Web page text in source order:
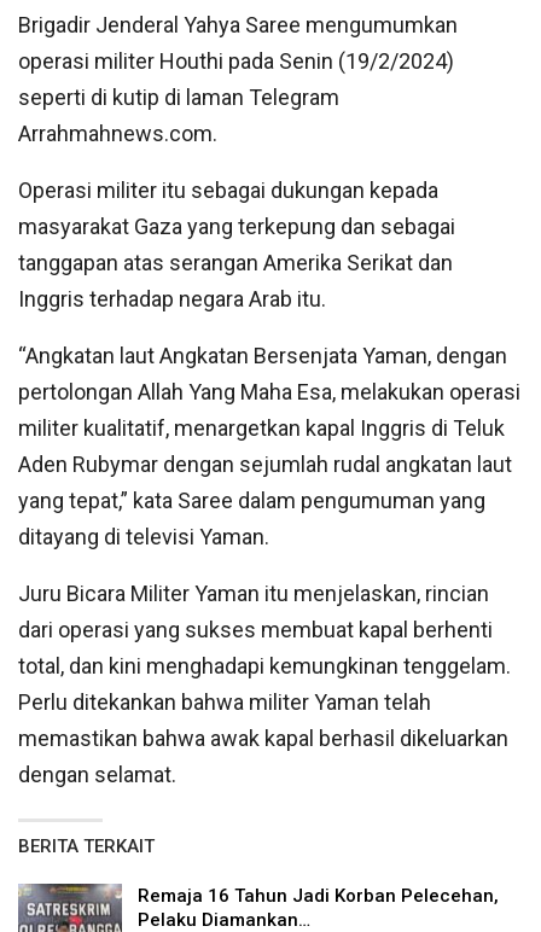
Brigadir Jenderal Yahya Saree mengumumkan
operasi militer Houthi pada Senin (19/2/2024)
seperti di kutip di laman Telegram
Arrahmahnews.com.
Operasi militer itu sebagai dukungan kepada
masyarakat Gaza yang terkepung dan sebagai
tanggapan atas serangan Amerika Serikat dan
Inggris terhadap negara Arab itu.
“Angkatan laut Angkatan Bersenjata Yaman, dengan
pertolongan Allah Yang Maha Esa, melakukan operasi
militer kualitatif, menargetkan kapal Inggris di Teluk
Aden Rubymar dengan sejumlah rudal angkatan laut
yang tepat,” kata Saree dalam pengumuman yang
ditayang di televisi Yaman.
Juru Bicara Militer Yaman itu menjelaskan, rincian
dari operasi yang sukses membuat kapal berhenti
total, dan kini menghadapi kemungkinan tenggelam.
Perlu ditekankan bahwa militer Yaman telah
memastikan bahwa awak kapal berhasil dikeluarkan
dengan selamat.
BERITA TERKAIT
Remaja 16 Tahun Jadi Korban Pelecehan,
Pelaku Diamankan…